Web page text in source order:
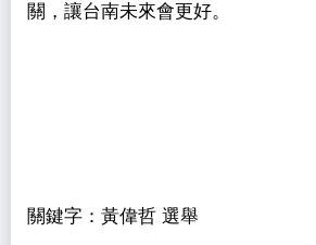
關，讓台南未來會更好。
關鍵字：黃偉哲 選舉